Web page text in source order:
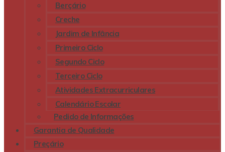
Berçário
Creche
Jardim de Infância
Primeiro Ciclo
Segundo Ciclo
Terceiro Ciclo
Atividades Extracurriculares
Calendário Escolar
Pedido de Informações
Garantia de Qualidade
Preçário